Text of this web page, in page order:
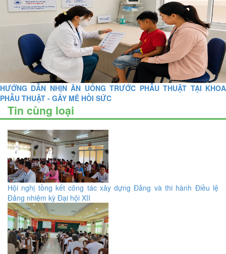
HƯỚNG DẪN NHỊN ĂN UỐNG TRƯỚC PHẪU THUẬT TẠI KHOA
PHẪU THUẬT - GÂY MÊ HỒI SỨC
Tin cùng loại
Hội nghị tồng kết công tác xây dựng Đảng và thi hành Điều lệ
Đảng nhiệm kỳ Đại hội XII